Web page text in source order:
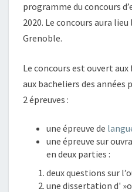
programme du concours
2020. Le concours aura lieu
Grenoble.
Le concours est ouvert
aux bacheliers des années
2 épreuves :
une épreuve de
une épreuve sur
en deux parties :
deux questions sur
une dissertation d'